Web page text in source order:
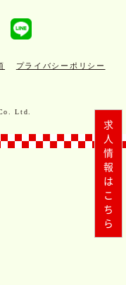
求人情報はこちら
プライバシーポリシー
Ltd.